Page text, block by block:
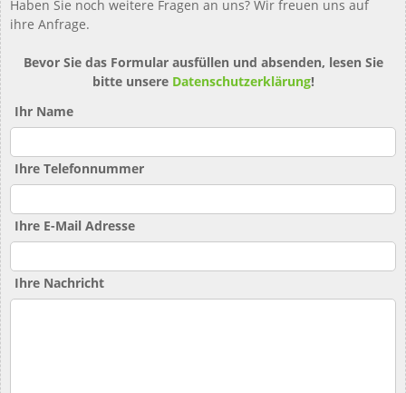
Haben Sie noch weitere Fragen an uns? Wir freuen uns auf
ihre Anfrage.
Bevor Sie das Formular ausfüllen und absenden, lesen Sie
bitte unsere Datenschutzerklärung!
Ihr Name
Ihre Telefonnummer
Ihre E-Mail Adresse
Ihre Nachricht